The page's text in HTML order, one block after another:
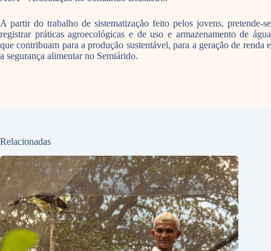
A partir do trabalho de sistematização feito pelos jovens, pretende-se
registrar práticas agroecológicas e de uso e armazenamento de água
que contribuam para a produção sustentável, para a geração de renda e
a segurança alimentar no Semiárido.
Relacionadas